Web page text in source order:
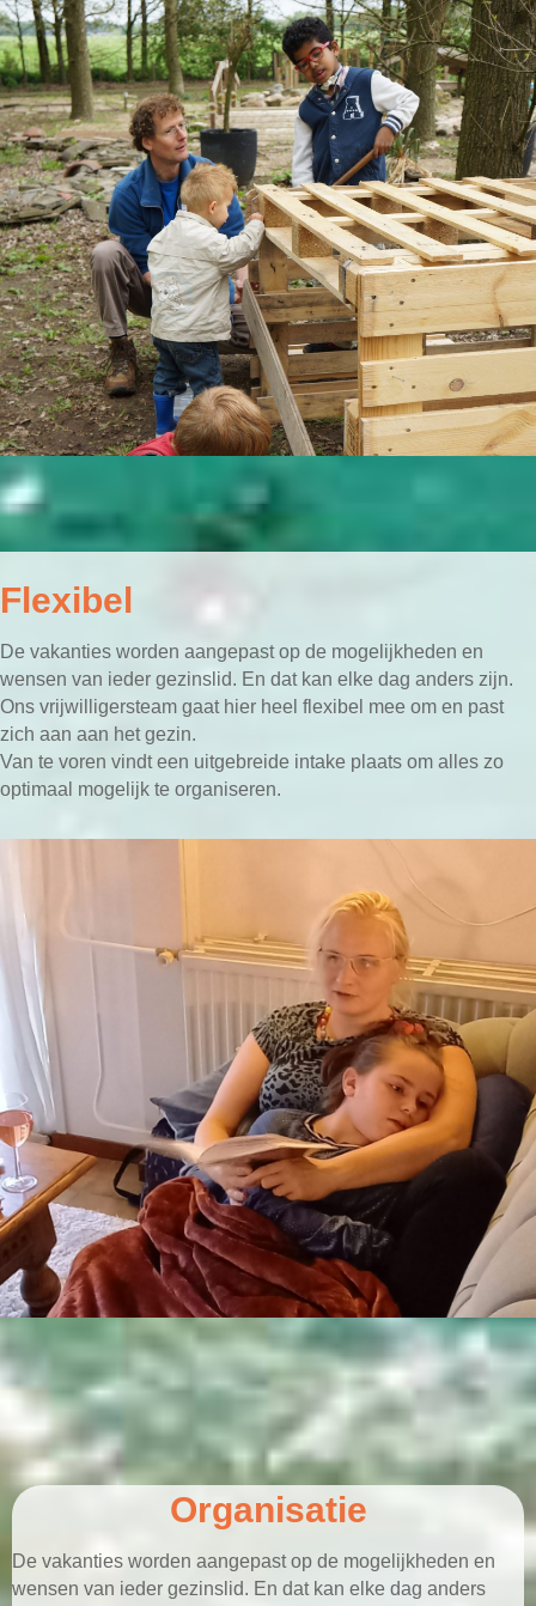
Flexibel
De vakanties worden aangepast op de mogelijkheden en
wensen van ieder gezinslid. En dat kan elke dag anders zijn.
Ons vrijwilligersteam gaat hier heel flexibel mee om en past
zich aan aan het gezin.
Van te voren vindt een uitgebreide intake plaats om alles zo
optimaal mogelijk te organiseren.
Organisatie
De vakanties worden aangepast op de mogelijkheden en
wensen van ieder gezinslid. En dat kan elke dag anders